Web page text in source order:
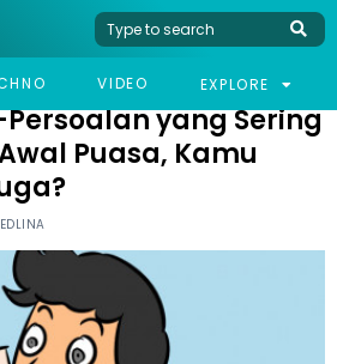
VIDEO EXPLORE
PERSOALAN YANG SERING KITA TEMUI DI AWAL
yang Sering
Puasa, Kamu